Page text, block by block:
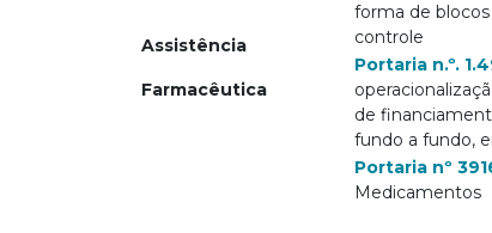
Assistência
Farmacêutica
forma de
controle
Portaria n.º.
de
fundo a fundo,
Portaria nº
Medicamentos